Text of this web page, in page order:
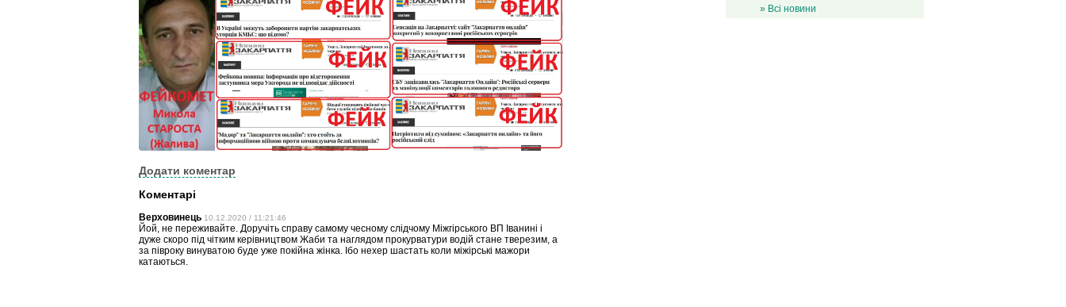
Додати коментар
Коментарі
Верховинець 10.12.2020 / 11:21:46
Йой, не переживайте. Доручіть справу самому чесному слідчому Міжгірського ВП Іванині і
дуже скоро під чітким керівництвом Жаби та наглядом прокурватури водій стане тверезим, а
за півроку винуватою буде уже покійна жінка. Ібо нехер шастать коли міжірські мажори
катаються.
» Всі новини